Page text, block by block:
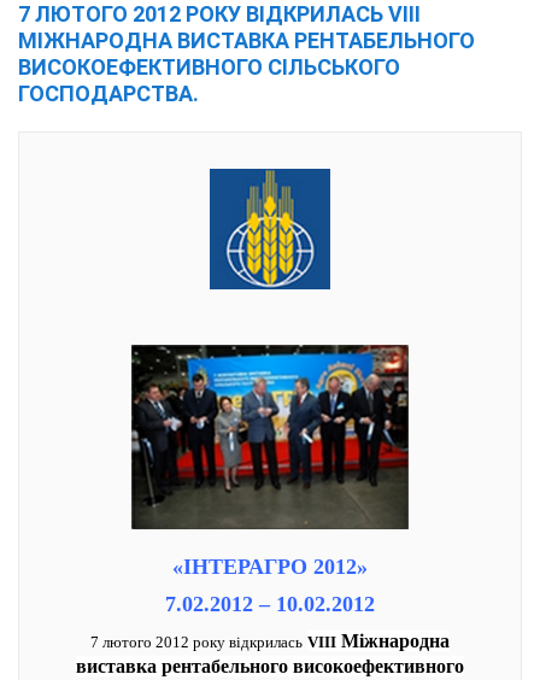
7 ЛЮТОГО 2012 РОКУ ВІДКРИЛАСЬ VIII
МІЖНАРОДНА ВИСТАВКА РЕНТАБЕЛЬНОГО
ВИСОКОЕФЕКТИВНОГО СІЛЬСЬКОГО
ГОСПОДАРСТВА.
«ІНТЕРАГРО 2012»
7.02.2012 – 10.02.2012
7 лютого 2012 року відкрилась VIII Міжнародна
виставка рентабельного високоефективного